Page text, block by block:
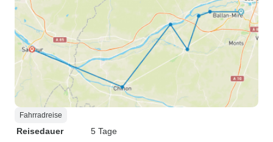
Fahrradreise
Reisedauer
5 Tage